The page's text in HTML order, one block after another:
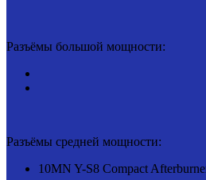
Разъёмы большой мощности:
Разъёмы средней мощности:
10MN Y-S8 Compact